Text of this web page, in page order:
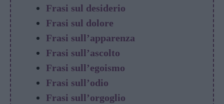
Frasi sul desiderio
Frasi sul dolore
Frasi sull’apparenza
Frasi sull’ascolto
Frasi sull’egoismo
Frasi sull’odio
Frasi sull’orgoglio